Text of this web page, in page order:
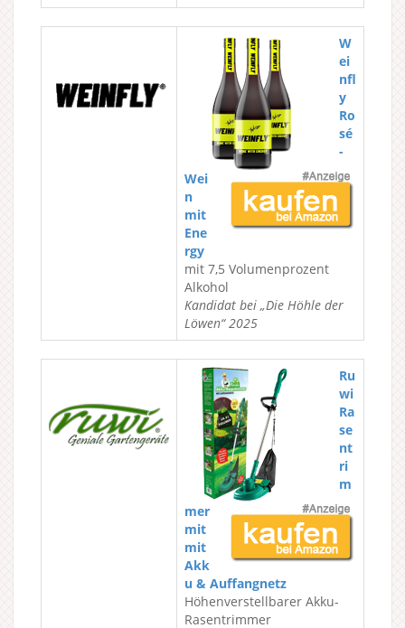
W
ei
nfl
y
Ro
sé
-
Wei
n
mit
Ene
rgy
mit 7,5 Volumenprozent
Alkohol
Kandidat bei „Die Höhle der
Löwen“ 2025
Ru
wi
Ra
se
nt
ri
m
mer
mit
mit
Akk
u & Auffangnetz
Höhenverstellbarer Akku-
Rasentrimmer